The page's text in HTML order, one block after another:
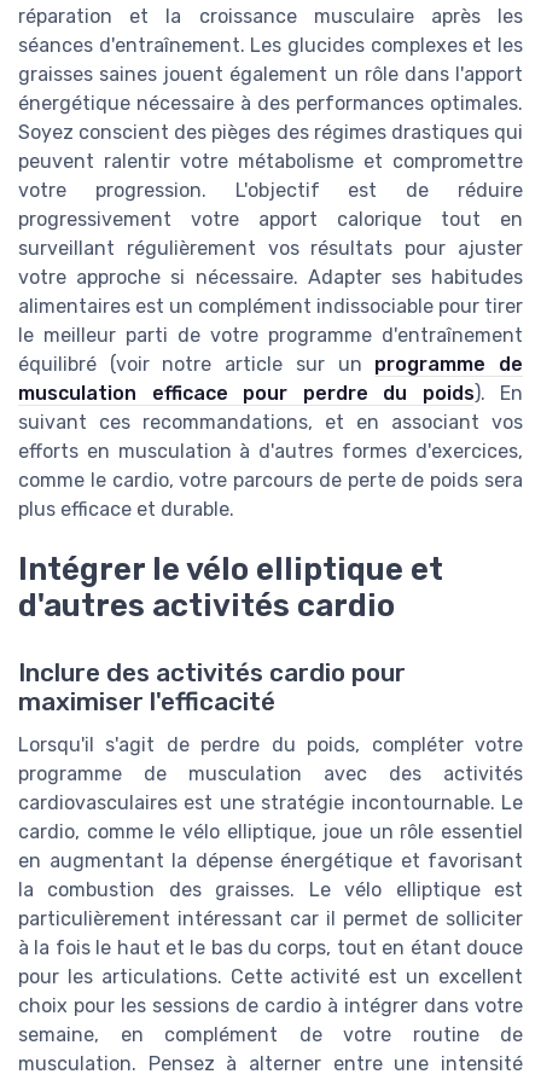
réparation et la croissance musculaire après les
séances d'entraînement. Les glucides complexes et les
graisses saines jouent également un rôle dans l'apport
énergétique nécessaire à des performances optimales.
Soyez conscient des pièges des régimes drastiques qui
peuvent ralentir votre métabolisme et compromettre
votre progression. L'objectif est de réduire
progressivement votre apport calorique tout en
surveillant régulièrement vos résultats pour ajuster
votre approche si nécessaire. Adapter ses habitudes
alimentaires est un complément indissociable pour tirer
le meilleur parti de votre programme d'entraînement
équilibré (voir notre article sur un programme de
musculation efficace pour perdre du poids). En
suivant ces recommandations, et en associant vos
efforts en musculation à d'autres formes d'exercices,
comme le cardio, votre parcours de perte de poids sera
plus efficace et durable.
Intégrer le vélo elliptique et
d'autres activités cardio
Inclure des activités cardio pour
maximiser l'efficacité
Lorsqu'il s'agit de perdre du poids, compléter votre
programme de musculation avec des activités
cardiovasculaires est une stratégie incontournable. Le
cardio, comme le vélo elliptique, joue un rôle essentiel
en augmentant la dépense énergétique et favorisant
la combustion des graisses. Le vélo elliptique est
particulièrement intéressant car il permet de solliciter
à la fois le haut et le bas du corps, tout en étant douce
pour les articulations. Cette activité est un excellent
choix pour les sessions de cardio à intégrer dans votre
semaine, en complément de votre routine de
musculation. Pensez à alterner entre une intensité